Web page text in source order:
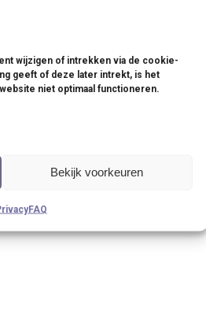
wijzigen of intrekken via de cookie-
geeft of deze later intrekt, is het
niet optimaal functioneren.
Bekijk voorkeuren
FAQ
Logistiek
Bedrijfshulpverlening